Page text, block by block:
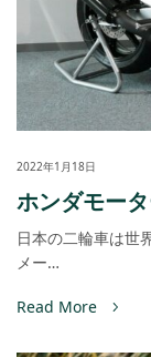
2022年1月18日
ホンダモー
日本の二輪車は世
メー…
Read More